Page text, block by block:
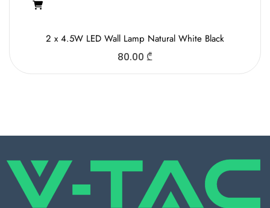
2 x 4.5W LED Wall Lamp Natural White Black
80.00 ₾